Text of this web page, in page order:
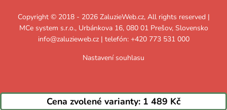
Cena zvolené varianty: 1 489 Kč
Copyright © 2018 - 2026 ZaluzieWeb.cz, All rights reserved |
MCe system s.r.o., Urbánkova 16, 080 01 Prešov, Slovensko
info@zaluzieweb.cz| telefón: +420 773 531 000
Nastavení souhlasu